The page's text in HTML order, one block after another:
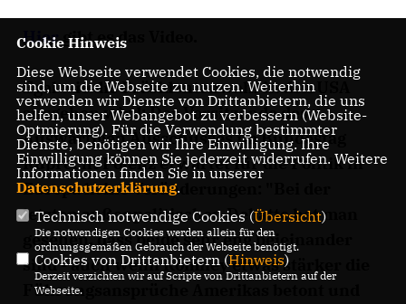
Hiergibt es das Video.
Egal wie die Präsidentenwahl in den USA
ausgehen wird: Der Vorsitzende des
Auswärtigen Ausschusses im Bundestag
Ruprecht Polenz erwartet für die Politik in
Europa keine Veränderungen: "Bei der
letzten außenpolitischen Debatte hat man
gesehen, dass beide sehr eng beieinander
sind - auch wenn Romney etwas stärker die
Führungsansprüche Amerikas betont und
Cookie Hinweis
Diese Webseite verwendet Cookies, die notwendig
sind, um die Webseite zu nutzen. Weiterhin
verwenden wir Dienste von Drittanbietern, die uns
helfen, unser Webangebot zu verbessern (Website-
Optmierung). Für die Verwendung bestimmter
Dienste, benötigen wir Ihre Einwilligung. Ihre
Einwilligung können Sie jederzeit widerrufen. Weitere
Informationen finden Sie in unserer
Datenschutzerklärung.
Technisch notwendige Cookies (Übersicht)
Die notwendigen Cookies werden allein für den
ordnungsgemäßen Gebrauch der Webseite benötigt.
Cookies von Drittanbietern (Hinweis)
Derzeit verzichten wir auf Scripte von Drittanbietern auf der
Webseite.